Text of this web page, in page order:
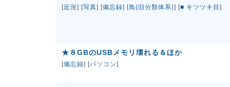
[近況] [写真] [備忘録] [鳥(旧分類体系)] [■ キツツキ目 ]
★８GBのUSBメモリ壊れる＆ほか
[備忘録] [パソコン]